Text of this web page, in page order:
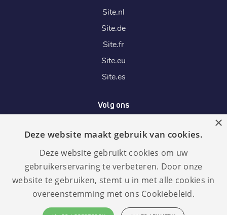
Site.nl
Site.de
Site.fr
Site.eu
Site.es
Volg ons
Wij accepteren
×
Deze website maakt gebruik van cookies.
Deze website gebruikt cookies om uw
gebruikerservaring te verbeteren. Door onze
website te gebruiken, stemt u in met alle cookies in
overeenstemming met ons Cookiebeleid.